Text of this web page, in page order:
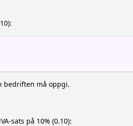
bedriften må oppgi.
sats på 10% (0.10):